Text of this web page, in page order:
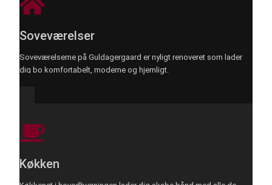
Soveværelser
Soveværelserne på Guldagergaard er nyligt renoveret som lader
dig bo komfortabelt, moderne og hjemligt.
Køkken